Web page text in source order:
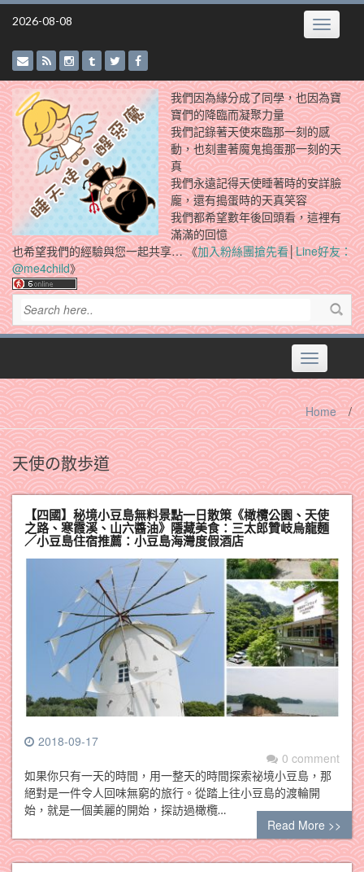
Skip
2026-08-08 Toggle
我們因為緣分成了同學，也因為寶
寶們的降臨而凝聚力量
我們記錄著天使來臨那一刻的感
動，也刻畫著魔鬼搗蛋那一刻的天
真
我們永遠記得天使睡著時的安詳臉
龐，還有搗蛋時的天真笑容
我們都希望數年後回頭看，這裡有
滿滿的回憶
也希望我們的經驗與您一起共享… 《加入粉絲團搶先看│Line好友：
@me4child》
Toggle
navigation
Home /
天使の散歩道
【四國】秘境小豆島無料景點一日散策《橄欖公園、天使
之路、寒霞溪、山六醬油》隱藏美食：三太郎贊岐烏龍麵
／小豆島住宿推薦：小豆島海灣度假酒店
2018-09-17
0 comment
如果你只有一天的時間，用一整天的時間探索祕境小豆島，那
絕對是一件令人回味無窮的旅行。從踏上往小豆島的渡輪開
始，就是一個美麗的開始，探訪過橄欖…
Read More >>